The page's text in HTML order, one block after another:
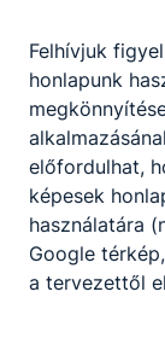
Hivatal
Felhívjuk
honlapunk
előfordulhat,
képesek
használatára
Google
a tervezettől